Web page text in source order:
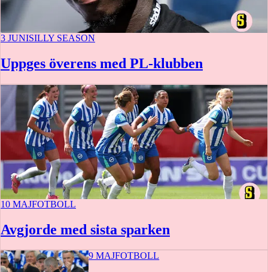
3 JUNISILLY SEASON
Uppges överens med PL-klubben
10 MAJFOTBOLL
Avgjorde med sista sparken
9 MAJFOTBOLL